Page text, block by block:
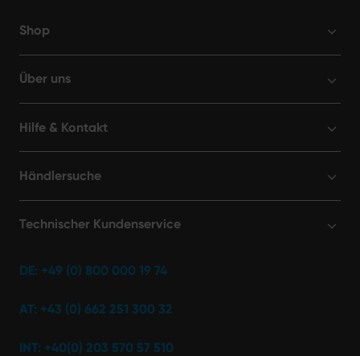
Shop
Über uns
Hilfe & Kontakt
Händlersuche
Technischer Kundenservice
DE: +49 (0) 800 000 19 74
AT: +43 (0) 662 251 300 32
INT: +40(0) 203 570 57 510